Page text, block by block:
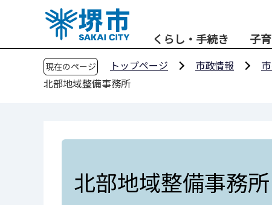
くらし・手続き 子
現在のページ トップページ 市政情報
北部地域整備事務所
北部地域整備事務所